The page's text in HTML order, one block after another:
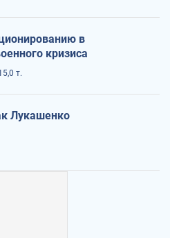
в
кризиса
т.
Лукашенко